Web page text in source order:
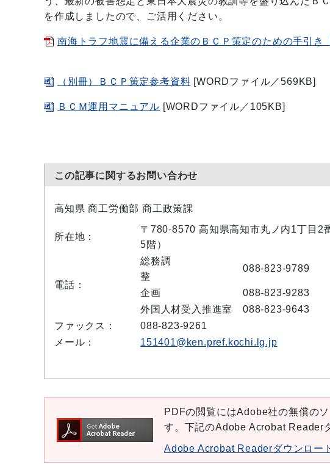
を作成しましたので、ご活用ください。
南海トラフ地震に備える企業のＢＣＰ策定のための手引き
（別冊）ＢＣＰ策定参考資料 [WORDファイル／569KB]
ＢＣＭ運用マニュアル [WORDファイル／105KB]
この記事に関するお問い合わせ
高知県 商工労働部 商工政策課
所在地：
〒780-8570 高知県高知市丸ノ内1丁目2
5階）
電話：
総務調
整
088-823-9789
企画
088-823-9283
外国人材受入推進室
088-823-9643
ファックス：
088-823-9261
メール：
151401@ken.pref.kochi.lg.jp
PDFの閲覧にはAdobe社の無償の
す。下記のAdobe Acrobat Reader
Adobe Acrobat Readerダウンロー